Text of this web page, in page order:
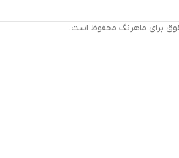
برای ماهرنگ محفوظ است.